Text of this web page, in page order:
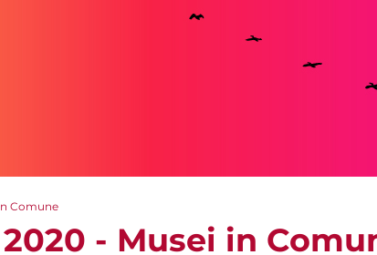
Comune
- Musei in